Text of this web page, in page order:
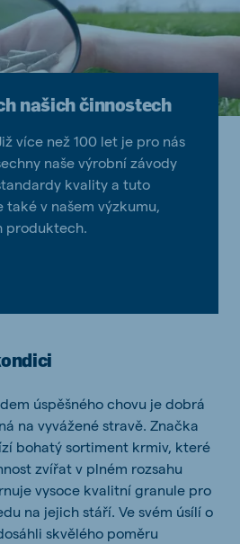
našich činnostech
více než 100 let je pro nás
naše výrobní závody
kvality a tuto
také v našem výzkumu,
produktech.
úspěšného chovu je dobrá
na vyvážené stravě. Značka
bohatý sortiment krmiv, které
zvířat v plném rozsahu
vysoce kvalitní granule pro
na jejich stáří. Ve svém úsílí o
skvělého poměru